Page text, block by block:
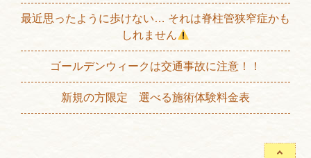
最近思ったように歩けない… それは脊柱管狭窄症かも
しれません
ゴールデンウィークは交通事故に注意！！
新規の方限定 選べる施術体験料金表